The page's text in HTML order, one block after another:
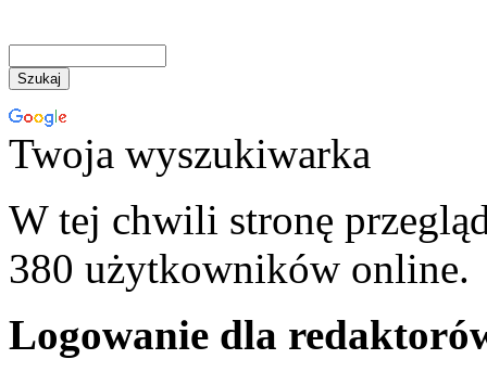
Twoja wyszukiwarka
W tej chwili stronę
380 użytkowników online.
Logowanie dla